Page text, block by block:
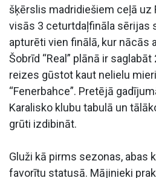
šķērslis madridiešiem ceļā uz
visās 3 ceturtdaļfināla sērijas
apturēti vien finālā, kur nācās
Šobrīd “Real” plānā ir
reizes gūstot kaut nelielu
“Fenerbahce”. Pretējā
Karalisko klubu tabulā un
grūti izdibināt.
Gluži kā pirms sezonas, abas
favorītu statusā. Mājinieki